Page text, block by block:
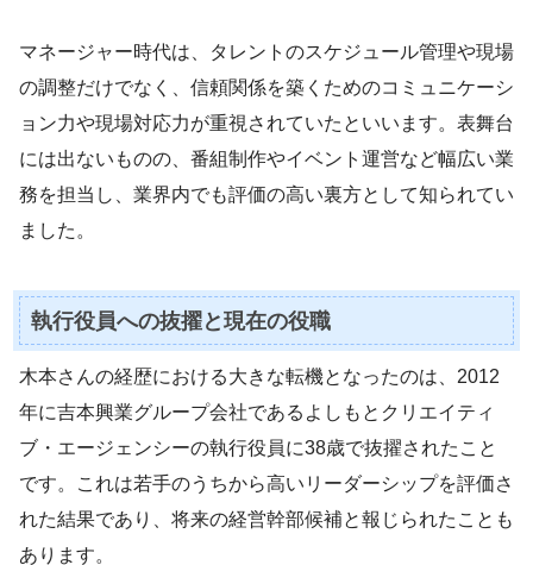
マネージャー時代は、タレントのスケジュール管理や現場
の調整だけでなく、信頼関係を築くためのコミュニケーシ
ョン力や現場対応力が重視されていたといいます。表舞台
には出ないものの、番組制作やイベント運営など幅広い業
務を担当し、業界内でも評価の高い裏方として知られてい
ました。
執行役員への抜擢と現在の役職
木本さんの経歴における大きな転機となったのは、2012
年に吉本興業グループ会社であるよしもとクリエイティ
ブ・エージェンシーの執行役員に38歳で抜擢されたこと
です。これは若手のうちから高いリーダーシップを評価さ
れた結果であり、将来の経営幹部候補と報じられたことも
あります。